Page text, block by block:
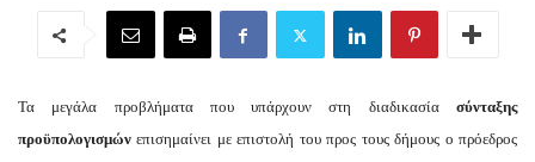
Τα μεγάλα προβλήματα που υπάρχουν στη διαδικασία σύνταξης
προϋπολογισμών επισημαίνει με επιστολή του προς τους δήμους ο πρόεδρος